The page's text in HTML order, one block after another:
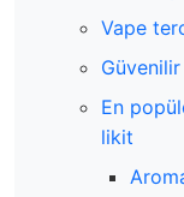
Vape
En
likit